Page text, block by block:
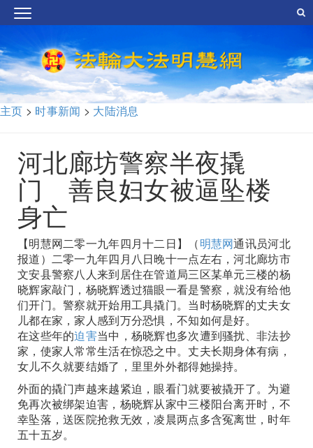
主页 > 时事新闻 > 大陆消息
河北廊坊警察半夜撬
门 善良妇女被逼坠楼
身亡
【明慧网二零一九年四月十二日】（明慧网通讯员河北
报道）二零一九年四月八日晚十一点左右，河北廊坊市
文安县警察八人来到居住在管道局三区某单元三楼的杨
晓辉家敲门，杨晓辉透过猫眼一看是警察，就没有给他
们开门。警察就开始用工具撬门。当时杨晓辉的丈夫女
儿都在家，家人感到万分恐惧，不知如何是好。
在这些年的迫害当中，杨晓辉也多次遭到骚扰、非法抄
家，使家人常常生活在惊恐之中。丈夫长期身体有病，
女儿不久就要结婚了，里里外外都得她操持。
外面的撬门声越来越紧迫，眼看门就要被撬开了。为避
免再次被绑架迫害，杨晓辉从家中三楼阳台离开时，不
幸坠落，送医院抢救无效，凌晨两点多含冤离世，时年
五十五岁。